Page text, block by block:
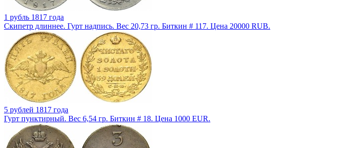
1 рубль 1817 года
Скипетр длиннее. Гурт надпись. Вес 20,73 гр. Биткин # 117. Цена 20000 RUB.
5 рублей 1817 года
Гурт пунктирный. Вес 6,54 гр. Биткин # 18. Цена 1000 EUR.